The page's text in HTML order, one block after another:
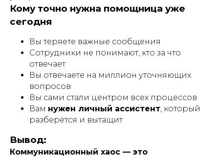
Кому точно нужна помощница уже
сегодня
Вы теряете важные сообщения
Сотрудники не понимают, кто за что
отвечает
Вы отвечаете на миллион уточняющих
вопросов
Вы сами стали центром всех процессов
Вам нужен личный ассистент, который
разберётся и вытащит
Вывод:
Коммуникационный хаос — это